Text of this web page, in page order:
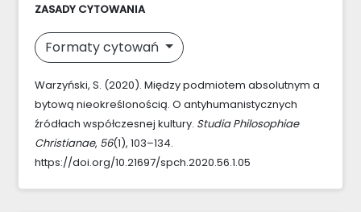
ZASADY CYTOWANIA
Formaty cytowań
Warzyński, S. (2020). Między podmiotem absolutnym a
bytową nieokreślonością. O antyhumanistycznych
źródłach współczesnej kultury. Studia Philosophiae
Christianae, 56(1), 103–134.
https://doi.org/10.21697/spch.2020.56.1.05